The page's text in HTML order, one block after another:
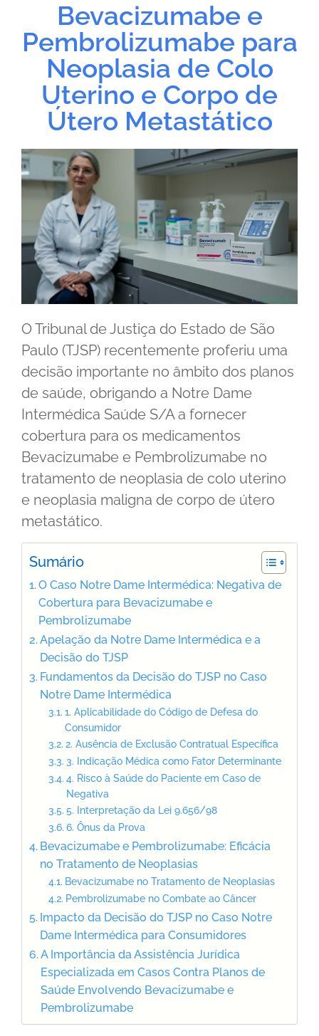
Bevacizumabe e
Pembrolizumabe para
Neoplasia de Colo
Uterino e Corpo de
Útero Metastático
O Tribunal de Justiça do Estado de São
Paulo (TJSP) recentemente proferiu uma
decisão importante no âmbito dos planos
de saúde, obrigando a Notre Dame
Intermédica Saúde S/A a fornecer
cobertura para os medicamentos
Bevacizumabe e Pembrolizumabe no
tratamento de neoplasia de colo uterino
e neoplasia maligna de corpo de útero
metastático.
Sumário
O Caso Notre Dame Intermédica: Negativa de
Cobertura para Bevacizumabe e
Pembrolizumabe
Apelação da Notre Dame Intermédica e a
Decisão do TJSP
Fundamentos da Decisão do TJSP no Caso
Notre Dame Intermédica
1. Aplicabilidade do Código de Defesa do
Consumidor
2. Ausência de Exclusão Contratual Específica
3. Indicação Médica como Fator Determinante
4. Risco à Saúde do Paciente em Caso de
Negativa
5. Interpretação da Lei 9.656/98
6. Ônus da Prova
Bevacizumabe e Pembrolizumabe: Eficácia
no Tratamento de Neoplasias
Bevacizumabe no Tratamento de Neoplasias
Pembrolizumabe no Combate ao Câncer
Impacto da Decisão do TJSP no Caso Notre
Dame Intermédica para Consumidores
A Importância da Assistência Jurídica
Especializada em Casos Contra Planos de
Saúde Envolvendo Bevacizumabe e
Pembrolizumabe